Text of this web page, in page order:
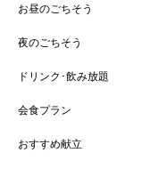
お昼のごちそう
夜のごちそう
ドリンク･飲み放題
会食プラン
おすすめ献立